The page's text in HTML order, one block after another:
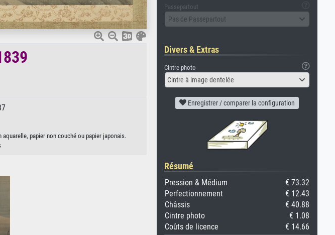
papier non couché ou papier japonais.
Passepartout
Pas de Passepartout
Divers & Extras
Cintre photo
Cintre à image dentelée
Enregistrer / comparer la configuration
Résumé
Pression & Médium
€ 73.32
Perfectionnement
€ 12.43
Châssis
€ 40.88
Cintre photo
€ 1.08
Coûts de licence
€ 14.66